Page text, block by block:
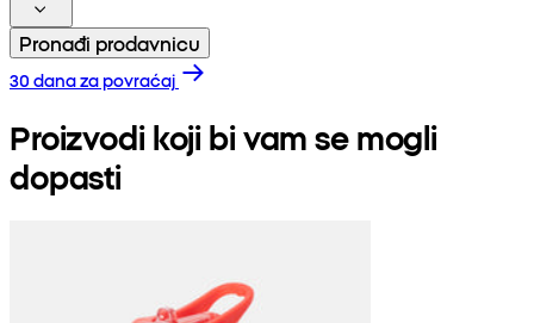
Pronađi prodavnicu
30 dana za povraćaj
Proizvodi koji bi vam se mogli
dopasti